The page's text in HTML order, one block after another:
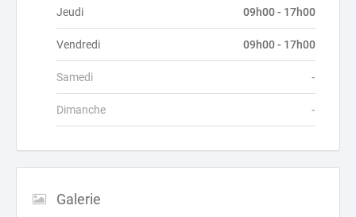
Jeudi 09h00 - 17h00
Vendredi 09h00 - 17h00
Samedi -
Dimanche -
Galerie